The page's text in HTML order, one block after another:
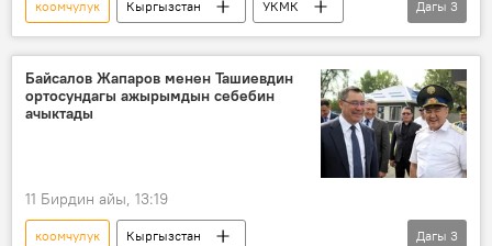
коомчулук Кыргызстан
УКМК
Камчыбек Ташиев
сын кайрылуу
Дагы 3
Байсалов Жапаров менен Ташиевдин
ортосундагы ажырымдын себебин
ачыктады
11 Бирдин айы, 13:19
коомчулук
Кыргызстан
Дагы 3